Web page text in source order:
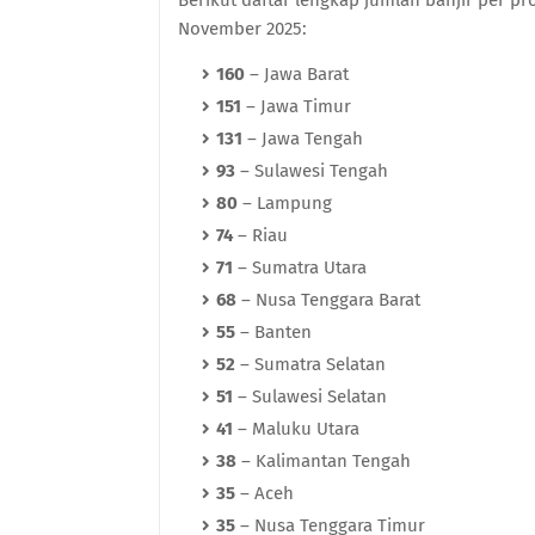
November 2025:
160 – Jawa Barat
151 – Jawa Timur
131 – Jawa Tengah
93 – Sulawesi Tengah
80 – Lampung
74– Riau
71 – Sumatra Utara
68 – Nusa Tenggara Barat
55 – Banten
52 – Sumatra Selatan
51 – Sulawesi Selatan
41 – Maluku Utara
38 – Kalimantan Tengah
35 – Aceh
35 – Nusa Tenggara Timur